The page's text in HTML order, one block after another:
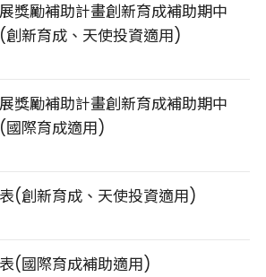
獎勵補助計畫創新育成補助期中
創新育成、天使投資適用)
獎勵補助計畫創新育成補助期中
國際育成適用)
(創新育成、天使投資適用)
(國際育成補助適用)